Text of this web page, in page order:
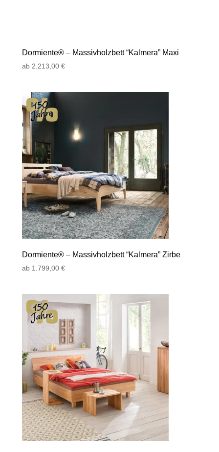
Dormiente® – Massivholzbett “Kalmera” Maxi
ab 2.213,00 €
Dormiente® – Massivholzbett “Kalmera” Zirbe
ab 1.799,00 €